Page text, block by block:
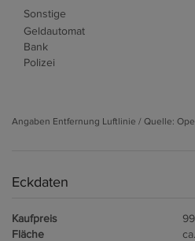
Sonstige
Geldautomat
Bank
Polizei
Angaben Entfernung Luftlinie / Quelle:
Eckdaten
Kaufpreis
Fläche